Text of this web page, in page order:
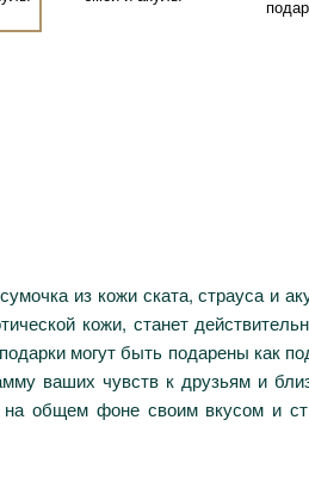
из кожи ската, страуса и
кожи, станет
могут быть подарены как
ваших чувств к друзьям и
на общем фоне своим вкусом и